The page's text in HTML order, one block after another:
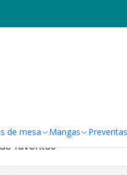
de mesa Mangas Preventas
-
favoritos